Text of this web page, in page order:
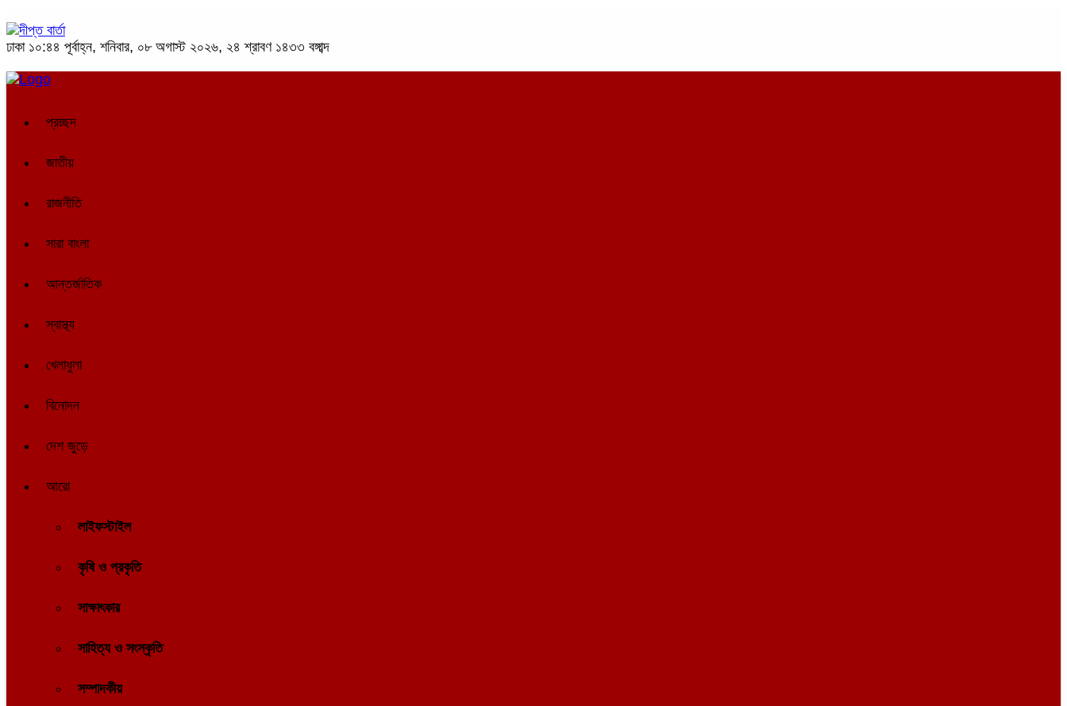
ঢাকা ১০:৪৪ পূর্বাহ্ন, শনিবার, ০৮ অগাস্ট ২০২৬, ২৪ শ্রাবণ ১৪৩৩ বঙ্গাব্দ
প্রচ্ছদ
জাতীয়
রাজনীতি
সারা বাংলা
আন্তর্জাতিক
স্বাস্থ্য
খেলাধুলা
বিনোদন
দেশ জুড়ে
আরো
লাইফস্টাইল
কৃষি ও প্রকৃতি
সাক্ষাৎকার
সাহিত্য ও সংস্কৃতি
সম্পাদকীয়